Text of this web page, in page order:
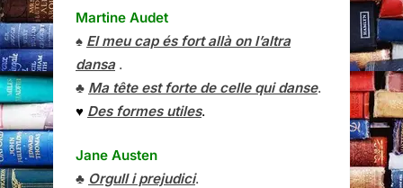
Martine Audet
♠ El meu cap és fort allà on l’altra
dansa.
♣ Ma tête est forte de celle qui danse.
♥ Des formes utiles.
Jane Austen
♣ Orgull i prejudici.